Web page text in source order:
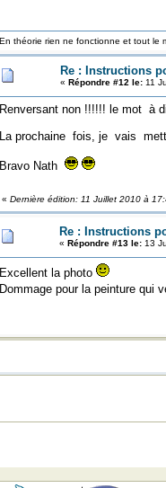
En théorie rien ne fonctionne et tout le
Re : Instructions
« Répondre #12 le:11
Renversant non !!!!!! le mot à
La prochaine fois, je vais
Bravo Nath
« Dernière édition: 11 Juillet 2010 à
Re : Instructions
« Répondre #13 le:13
Excellent la photo
Dommage pour la peinture qui